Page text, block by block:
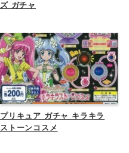
ズ ガチャ
プリキュア ガチャ キラキラ
ストーンコスメ